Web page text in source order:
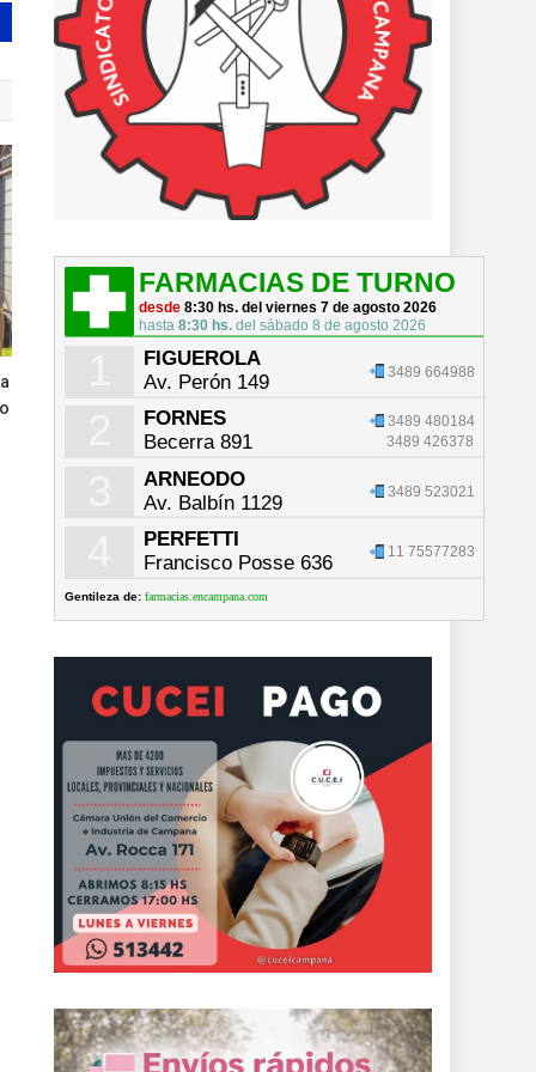
FARMACIAS DE TURNO
desde 8:30 hs. del viernes 7 de agosto 2026
hasta 8:30 hs.del sábado 8 de agosto 2026
FIGUEROLA
Av. Perón 149
3489 664988
FORNES
Becerra 891
3489 480184
3489 426378
ARNEODO
Av. Balbín 1129
3489 523021
PERFETTI
Francisco Posse 636
11 75577283
Gentileza de: farmacias.encampana.com